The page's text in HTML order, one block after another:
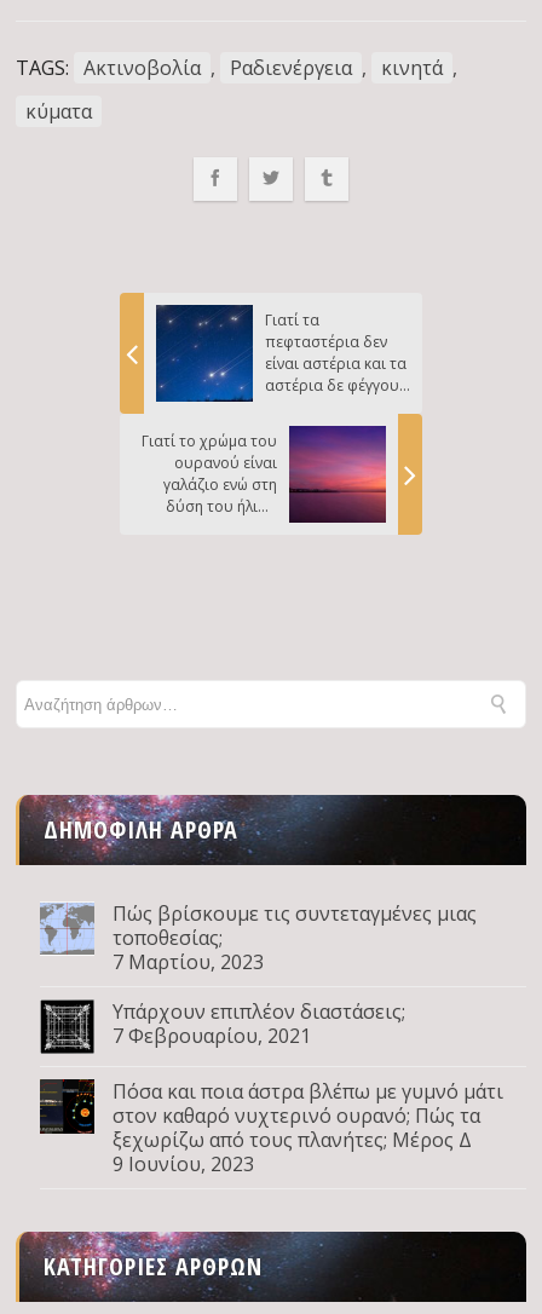
TAGS: Ακτινοβολία , Ραδιενέργεια , κινητά ,
κύματα
Γιατί τα
πεφταστέρια δεν
είναι αστέρια και τα
αστέρια δε φέγγουν
Γιατί το χρώμα του
ουρανού είναι
γαλάζιο ενώ στη
δύση του ήλιου
ΔΗΜΟΦΙΛΉ ΆΡΘΡΑ
Πώς βρίσκουμε τις συντεταγμένες μιας
τοποθεσίας;
7 Μαρτίου, 2023
Υπάρχουν επιπλέον διαστάσεις;
7 Φεβρουαρίου, 2021
Πόσα και ποια άστρα βλέπω με γυμνό μάτι
στον καθαρό νυχτερινό ουρανό; Πώς τα
ξεχωρίζω από τους πλανήτες; Μέρος Δ
9 Ιουνίου, 2023
ΚΑΤΗΓΟΡΊΕΣ ΆΡΘΡΩΝ